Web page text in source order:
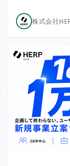
株式会社